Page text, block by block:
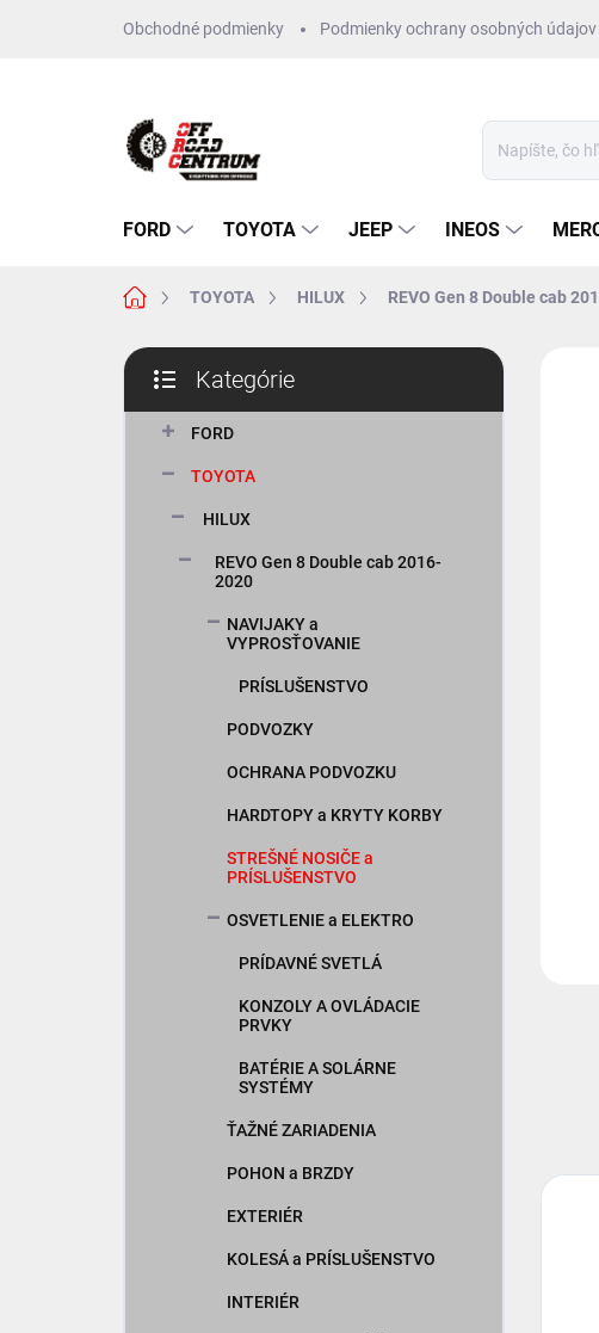
Obchodné podmienky Podmienky ochrany osobných údajov
FORD TOYOTA JEEP INEOS
DomovTOYOTA HILUX REVO Gen 8 Double cab
B
č
kategórie
Kategórie
FORD
TOYOTA
HILUX
REVO Gen 8 Double cab 2016-
2020
NAVIJAKY a
VYPROSŤOVANIE
PRÍSLUŠENSTVO
PODVOZKY
OCHRANA PODVOZKU
HARDTOPY a KRYTY KORBY
STREŠNÉ NOSIČE a
PRÍSLUŠENSTVO
OSVETLENIE a ELEKTRO
PRÍDAVNÉ SVETLÁ
KONZOLY A OVLÁDACIE
PRVKY
BATÉRIE A SOLÁRNE
SYSTÉMY
ŤAŽNÉ ZARIADENIA
POHON a BRZDY
EXTERIÉR
KOLESÁ a PRÍSLUŠENSTVO
INTERIÉR